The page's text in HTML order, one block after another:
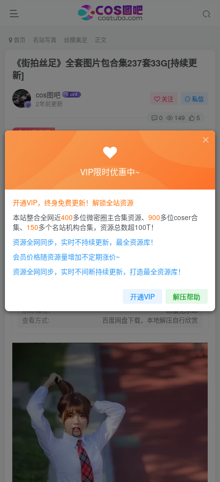
首页 名站写真 丝模美足 正文
《街拍丝足》全套图片包合集237套33G[持续更
新]
cos图吧
2年前更新
关注 私信
0 149 5
《街拍丝足》全套图片包合集237套33G[持续更新]
此内容为付费资源，请付费后查看
会员专属资源
您暂无购买权限，请先开通会员
开通会员
网盘资源不会解压的请点此查看解压教程>
持续更新
Gz/7z/Zip压缩包
水印情况：
原版无水印
查看方式:
百度网盘下载，本地解压自行欣赏
付费资源
VIP限时优惠中~
开通VIP，终身免费更新！解锁全站资源
本站整合全网近400多位微密圈主合集资源、 900多位coser合
集、 150多个名站机构合集，资源总数超100T！
资源全网同步，实时不持续更新，最全资源库！
会员价格随资源量增加不定期涨价~
资源全网同步，实时不间断持续更新，打造最全资源库！
开通VIP 解压帮助